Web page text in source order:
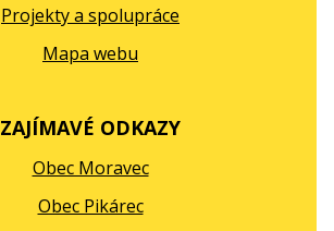
Projekty a spolupráce
Mapa webu
ZAJÍMAVÉ ODKAZY
Obec Moravec
Obec Pikárec